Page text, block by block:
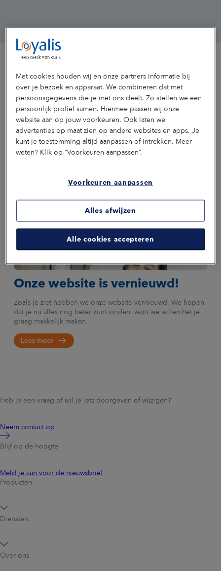
Maak kennis met onze gidsen
We stellen graag de specialisten van Loyalis aan je voor.
Lees hier wie ze zijn en wat zij voor jou en je medewerkers
kunnen betekenen.
Pauline
Bijzonder
Eveline
Claudia
Bouwman
inkomen
zekerheid
inkomen
zekerheid
Nieuwsbericht van de maand
Onze website is vernieuwd!
Zoals je ziet hebben we onze website vernieuwd. We hopen
dat je nu alles nog beter kunt vinden, want we willen het je
graag makkelijk maken.
Lees meer
Heb je een vraag of wil je iets doorgeven of wijzigen?
Neem contact op
Blijf op de hoogte
Meld je aan voor de nieuwsbrief
Producten
Diensten
Over ons
Met cookies houden wij en onze partners informatie bij
over je bezoek en apparaat. We combineren dat met
persoonsgegevens die je met ons deelt. Zo stellen we een
persoonlijk profiel samen. Hiermee passen wij onze
website aan op jouw voorkeuren. Ook laten we
advertenties op maat zien op andere websites en apps. Je
kunt je toestemming altijd aanpassen of intrekken. Meer
weten? Klik op “Voorkeuren aanpassen”.
Voorkeuren aanpassen
Alles afwijzen
Alle cookies accepteren